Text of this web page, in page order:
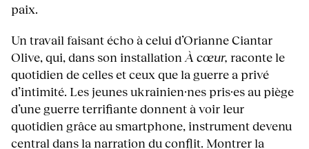
paix.
Un travail faisant écho à celui d’Orianne Ciantar
Olive, qui, dans son installation À cœur, raconte le
quotidien de celles et ceux que la guerre a privé
d’intimité. Les jeunes ukrainien·nes pris·es au piège
d’une guerre terrifiante donnent à voir leur
quotidien grâce au smartphone, instrument devenu
central dans la narration du conflit. Montrer la